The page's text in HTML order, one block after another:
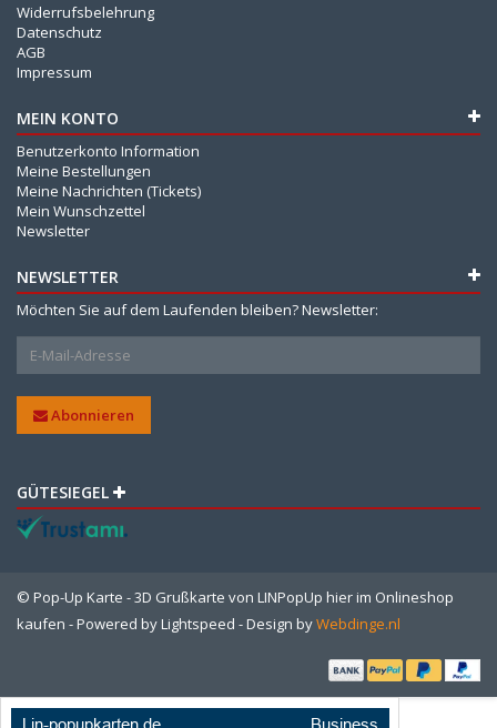
Widerrufsbelehrung
Datenschutz
AGB
Impressum
MEIN KONTO
Benutzerkonto Information
Meine Bestellungen
Meine Nachrichten (Tickets)
Mein Wunschzettel
Newsletter
NEWSLETTER
Möchten Sie auf dem Laufenden bleiben? Newsletter:
Abonnieren
GÜTESIEGEL
© Pop-Up Karte - 3D Grußkarte von LINPopUp hier im Onlineshop
kaufen - Powered byLightspeed - Design byWebdinge.nl